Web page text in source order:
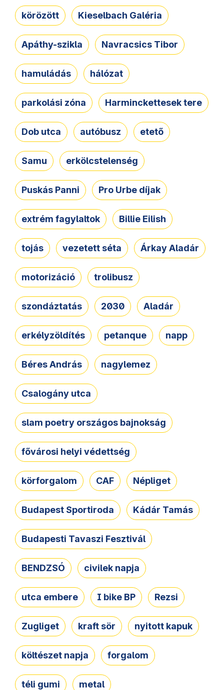
körözött Kieselbach Galéria
Apáthy-szikla Navracsics Tibor
hamuládás hálózat
parkolási zóna Harminckettesek tere
Dob utca autóbusz etető
Samu erkölcstelenség
Puskás Panni Pro Urbe díjak
extrém fagylaltok Billie Eilish
tojás vezetett séta Árkay Aladár
motorizáció trolibusz
szondáztatás 2030 Aladár
erkélyzöldítés petanque napp
Béres András nagylemez
Csalogány utca
slam poetry országos bajnokság
fővárosi helyi védettség
körforgalom CAF Népliget
Budapest Sportiroda Kádár Tamás
Budapesti Tavaszi Fesztivál
BENDZSÓ civilek napja
utca embere I bike BP Rezsi
Zugliget kraft sör nyitott kapuk
költészet napja forgalom
téli gumi metal